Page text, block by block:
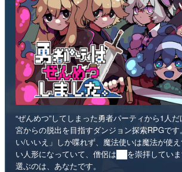
“ぜんめつ”してしまった勇者パーティから1人
宮からの脱出を目指すダンジョン探索RPGで
い/いいえ」しか喋れず、魔法使いは魔法が使
い人形になっていて、僧侶は██を崇拝してい
選ぶのは、あなたです。